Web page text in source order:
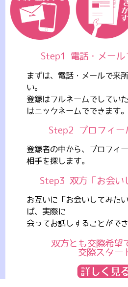
Step1 電話・メール
まずは、電話・メールで来
い。
登録はフルネームでしてい
はニックネームでできます。
Step2 プロフィー
登録者の中から、プロフィ
相手を探します。
Step3 双方「お会い
お互いに「お会いしてみた
ば、実際に
会ってお話しすることができ
双方とも交際希望
交際スター